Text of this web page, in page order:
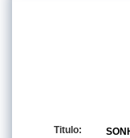
Titulo: